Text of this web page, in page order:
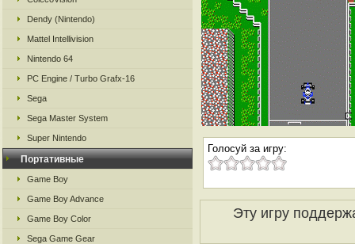
Dendy (Nintendo)
Mattel Intellivision
Nintendo 64
PC Engine / Turbo Grafx-16
Sega
Sega Master System
Super Nintendo
Портативные
Game Boy
Game Boy Advance
Game Boy Color
Sega Game Gear
Голосуй за игру:
Эту игру